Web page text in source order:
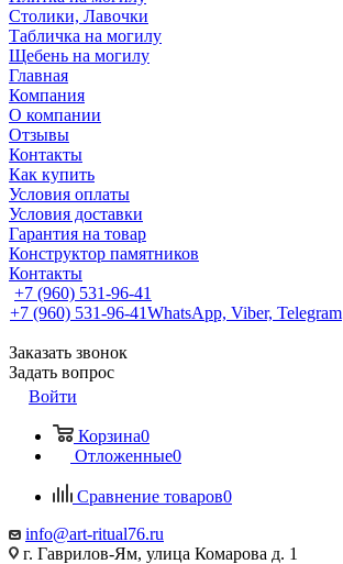
Столики, Лавочки
Табличка на могилу
Щебень на могилу
Главная
Компания
О компании
Отзывы
Контакты
Как купить
Условия оплаты
Условия доставки
Гарантия на товар
Конструктор памятников
Контакты
+7 (960) 531-96-41
+7 (960) 531-96-41WhatsApp, Viber, Telegram
Заказать звонок
Задать вопрос
Войти
Корзина0
Отложенные0
Сравнение товаров0
info@art-ritual76.ru
г. Гаврилов-Ям, улица Комарова д. 1